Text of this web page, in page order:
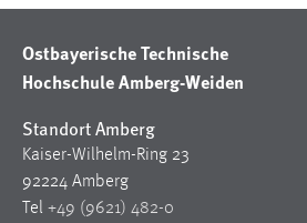
Ostbayerische Technische
Hochschule Amberg-Weiden
Standort Amberg
Kaiser-Wilhelm-Ring 23
92224 Amberg
Tel +49 (9621) 482-0
STATISTIK
Statistik Cookies erfassen
Diese Informationen helfen uns zu
unsere Besucher unsere Website